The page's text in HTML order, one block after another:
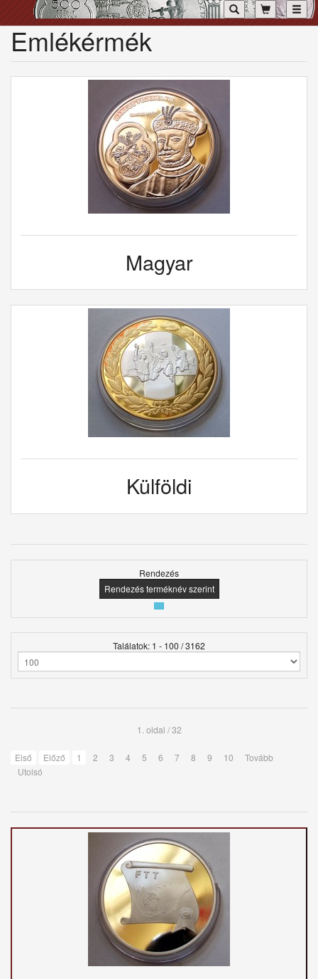
Emlékérmék
Magyar
Külföldi
Rendezés
Rendezés terméknév szerint
Találatok: 1 - 100 / 3162
1. oldal / 32
Első Előző 1 2 3 4 5 6 7 8 9 10
Tovább
Utolsó